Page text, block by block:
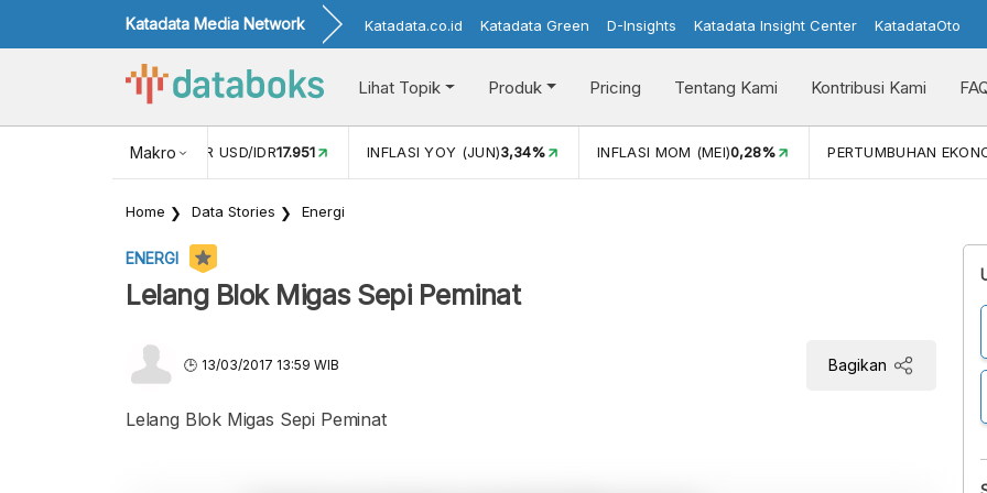
Katadata Media Network Katadata.co.id Katadata Green D-Insights Katadata Insight Center KatadataOto
Lihat Topik Produk Pricing Tentang Kami Kontribusi Kami
Makro
NILAI TUKAR USD/IDR17.951 INFLASI YOY (JUN)3,34% INFLASI MOM (MEI)0,28% PERTUMBUHAN
Home Data Stories Energi
ENERGI
Lelang Blok Migas Sepi Peminat
13/03/2017 13:59 WIB Bagikan
Lelang Blok Migas Sepi Peminat